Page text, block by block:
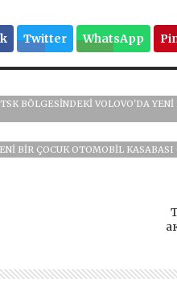
Twitter WhatsApp
BÖLGESINDEKI VOLOVO'DA
BIR ÇOCUK OTOMOBIL KASABASI